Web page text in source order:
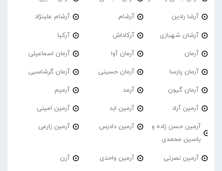
آرشا رادین آرشام آرشام علینژاد
آرشان شهبازی آرکاداش آرکیا
آرمان آرمان آوا آرمان اسماعیلی
آرمان پارسا آرمان حسینی آرمان گرشاسبی
آرمان گیون آرمد آرمیم
آرمین آراد آرمین ابد آرمین امینی
آرمین حسن زاده و
یاسین محمدی
آرمین دادرس آرمین زارعی
آرمین نصرتی آرمین واحدی آرن